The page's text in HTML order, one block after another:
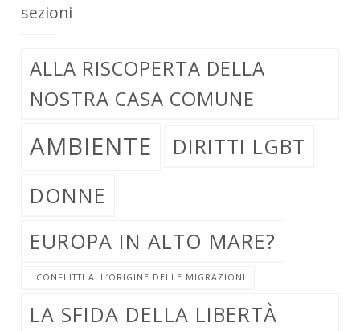
sezioni
ALLA RISCOPERTA DELLA
NOSTRA CASA COMUNE
AMBIENTE
DIRITTI LGBT
DONNE
EUROPA IN ALTO MARE?
I CONFLITTI ALL’ORIGINE DELLE MIGRAZIONI
LA SFIDA DELLA LIBERTÀ